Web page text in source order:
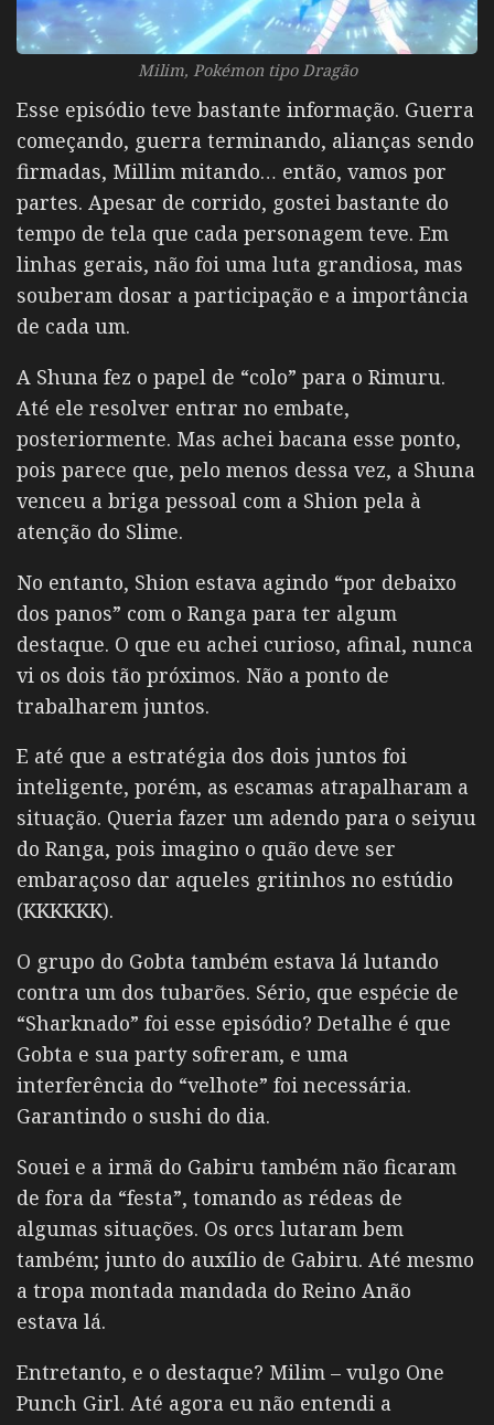
Milim, Pokémon tipo Dragão
Esse episódio teve bastante informação. Guerra
começando, guerra terminando, alianças sendo
firmadas, Millim mitando… então, vamos por
partes. Apesar de corrido, gostei bastante do
tempo de tela que cada personagem teve. Em
linhas gerais, não foi uma luta grandiosa, mas
souberam dosar a participação e a importância
de cada um.
A Shuna fez o papel de “colo” para o Rimuru.
Até ele resolver entrar no embate,
posteriormente. Mas achei bacana esse ponto,
pois parece que, pelo menos dessa vez, a Shuna
venceu a briga pessoal com a Shion pela à
atenção do Slime.
No entanto, Shion estava agindo “por debaixo
dos panos” com o Ranga para ter algum
destaque. O que eu achei curioso, afinal, nunca
vi os dois tão próximos. Não a ponto de
trabalharem juntos.
E até que a estratégia dos dois juntos foi
inteligente, porém, as escamas atrapalharam a
situação. Queria fazer um adendo para o seiyuu
do Ranga, pois imagino o quão deve ser
embaraçoso dar aqueles gritinhos no estúdio
(KKKKKK).
O grupo do Gobta também estava lá lutando
contra um dos tubarões. Sério, que espécie de
“Sharknado” foi esse episódio? Detalhe é que
Gobta e sua party sofreram, e uma
interferência do “velhote” foi necessária.
Garantindo o sushi do dia.
Souei e a irmã do Gabiru também não ficaram
de fora da “festa”, tomando as rédeas de
algumas situações. Os orcs lutaram bem
também; junto do auxílio de Gabiru. Até mesmo
a tropa montada mandada do Reino Anão
estava lá.
Entretanto, e o destaque? Milim – vulgo One
Punch Girl. Até agora eu não entendi a